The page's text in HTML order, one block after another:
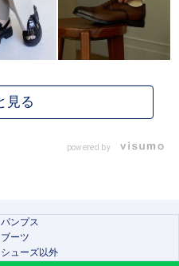
powered by
パンプス
ブーツ
シューズ以外